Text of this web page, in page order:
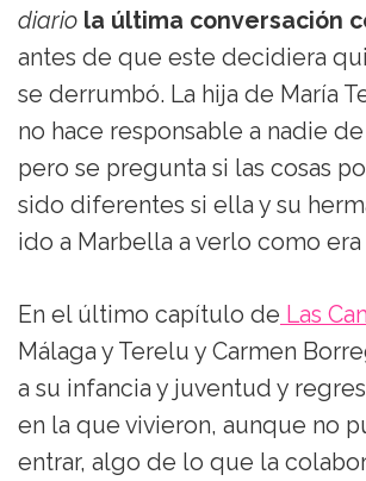
diario la última conversación
antes de que este decidiera
se derrumbó. La hija de María
no hace responsable a nadie
pero se pregunta si las cosas
sido diferentes si ella y su
ido a Marbella a verlo como
En el último capítulo de Las
Málaga y Terelu y Carmen
a su infancia y juventud y
en la que vivieron, aunque no
entrar, algo de lo que la